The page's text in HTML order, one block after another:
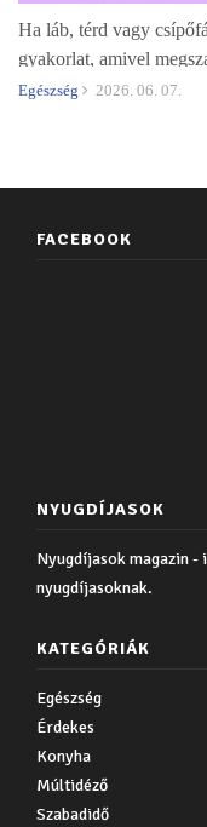
Ha láb, térd vagy
gyakorlat, amivel
Egészség 2026. 06. 07.
FACEBOOK
NYUGDÍJASOK
Nyugdíjasok magazin -
nyugdíjasoknak.
KATEGÓRIÁK
Egészség
Érdekes
Konyha
Múltidéző
Szabadidő